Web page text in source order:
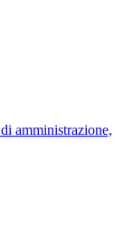
amministrazione,